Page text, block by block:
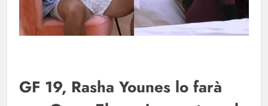
GF 19, Rasha Younes lo farà